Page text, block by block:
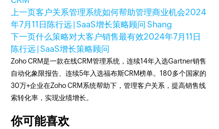
上一页客户关系管理系统如何帮助管理商业机会2024
年7月11日 陈行远 | SaaS增长策略顾问 Shang
下一页什么策略对大客户销售最有效2024年7月11日
陈行远 | SaaS增长策略顾问
Zoho CRM是一款在线CRM管理系统，连续14年入选Gartner销售
自动化象限报告、连续5年入选福布斯CRM榜单。180多个国家的
30万+企业在Zoho CRM系统帮助下，管理客户关系，提高销售线
索转化率，实现业绩增长。
你可能喜欢